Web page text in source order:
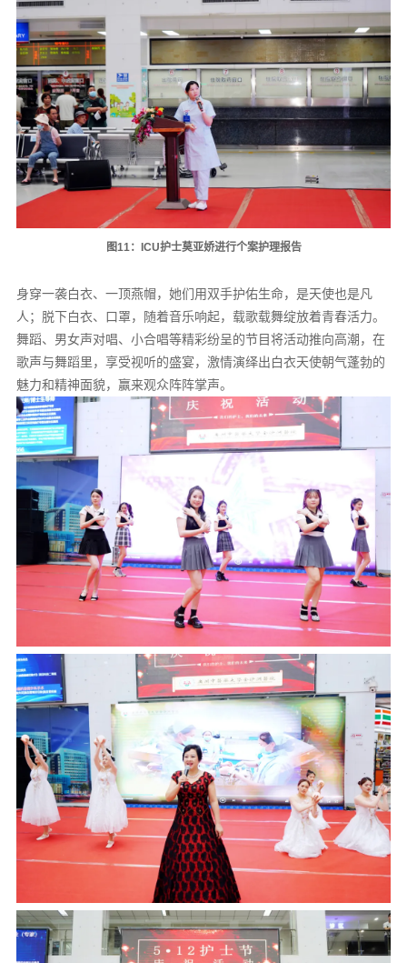
图11：ICU护士莫亚娇进行个案护理报告
身穿一袭白衣、一顶燕帽，她们用双手护佑生命，是天使也是凡
人；脱下白衣、口罩，随着音乐响起，载歌载舞绽放着青春活力。
舞蹈、男女声对唱、小合唱等精彩纷呈的节目将活动推向高潮，在
歌声与舞蹈里，享受视听的盛宴，激情演绎出白衣天使朝气蓬勃的
魅力和精神面貌，赢来观众阵阵掌声。